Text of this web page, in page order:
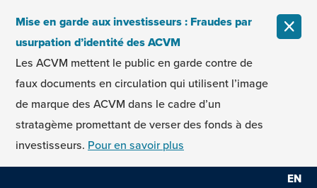
Mise en garde aux investisseurs : Fraudes par
usurpation d’identité des ACVM
Les ACVM mettent le public en garde contre de
faux documents en circulation qui utilisent l’image
de marque des ACVM dans le cadre d’un
stratagème promettant de verser des fonds à des
investisseurs. Pour en savoir plus
EN